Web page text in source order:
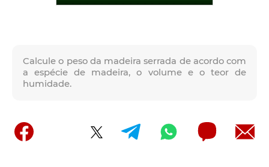
Calcule o peso da madeira serrada de acordo com
a espécie de madeira, o volume e o teor de
humidade.